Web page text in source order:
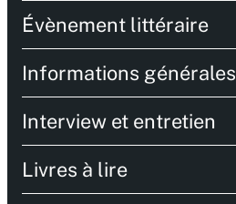
Évènement littéraire
Informations générales
Interview et entretien
Livres à lire